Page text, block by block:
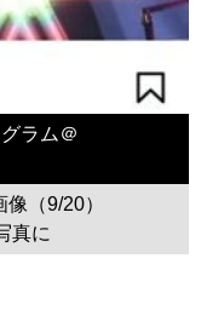
ラム＠
（9/20）
真に